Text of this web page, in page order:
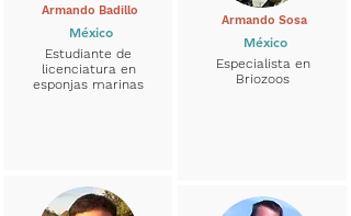
México
Armando Badillo
Estudiante de
licenciatura en
esponjas marinas
México
Armando Sosa
Especialista en
Briozoos